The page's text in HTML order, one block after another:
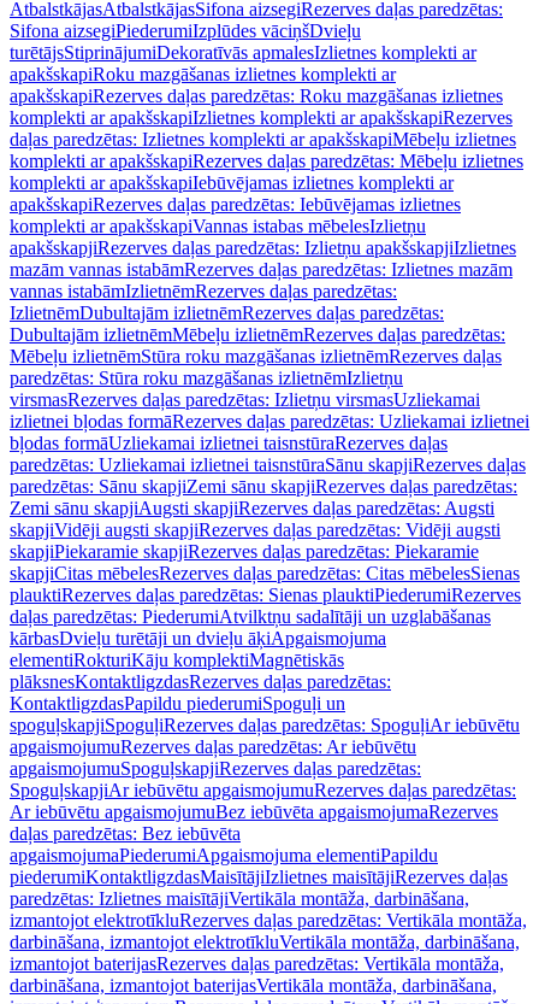
AtbalstkājasAtbalstkājasSifona aizsegiRezerves daļas paredzētas:
Sifona aizsegiPiederumiIzplūdes vāciņšDvieļu
turētājsStiprinājumiDekoratīvās apmalesIzlietnes komplekti ar
apakšskapiRoku mazgāšanas izlietnes komplekti ar
apakšskapiRezerves daļas paredzētas: Roku mazgāšanas izlietnes
komplekti ar apakšskapiIzlietnes komplekti ar apakšskapiRezerves
daļas paredzētas: Izlietnes komplekti ar apakšskapiMēbeļu izlietnes
komplekti ar apakšskapiRezerves daļas paredzētas: Mēbeļu izlietnes
komplekti ar apakšskapiIebūvējamas izlietnes komplekti ar
apakšskapiRezerves daļas paredzētas: Iebūvējamas izlietnes
komplekti ar apakšskapiVannas istabas mēbelesIzlietņu
apakšskapjiRezerves daļas paredzētas: Izlietņu apakšskapjiIzlietnes
mazām vannas istabāmRezerves daļas paredzētas: Izlietnes mazām
vannas istabāmIzlietnēmRezerves daļas paredzētas:
IzlietnēmDubultajām izlietnēmRezerves daļas paredzētas:
Dubultajām izlietnēmMēbeļu izlietnēmRezerves daļas paredzētas:
Mēbeļu izlietnēmStūra roku mazgāšanas izlietnēmRezerves daļas
paredzētas: Stūra roku mazgāšanas izlietnēmIzlietņu
virsmasRezerves daļas paredzētas: Izlietņu virsmasUzliekamai
izlietnei bļodas formāRezerves daļas paredzētas: Uzliekamai izlietnei
bļodas formāUzliekamai izlietnei taisnstūraRezerves daļas
paredzētas: Uzliekamai izlietnei taisnstūraSānu skapjiRezerves daļas
paredzētas: Sānu skapjiZemi sānu skapjiRezerves daļas paredzētas:
Zemi sānu skapjiAugsti skapjiRezerves daļas paredzētas: Augsti
skapjiVidēji augsti skapjiRezerves daļas paredzētas: Vidēji augsti
skapjiPiekaramie skapjiRezerves daļas paredzētas: Piekaramie
skapjiCitas mēbelesRezerves daļas paredzētas: Citas mēbelesSienas
plauktiRezerves daļas paredzētas: Sienas plauktiPiederumiRezerves
daļas paredzētas: PiederumiAtvilktņu sadalītāji un uzglabāšanas
kārbasDvieļu turētāji un dvieļu āķiApgaismojuma
elementiRokturiKāju komplektiMagnētiskās
plāksnesKontaktligzdasRezerves daļas paredzētas:
KontaktligzdasPapildu piederumiSpoguļi un
spoguļskapjiSpoguļiRezerves daļas paredzētas: SpoguļiAr iebūvētu
apgaismojumuRezerves daļas paredzētas: Ar iebūvētu
apgaismojumuSpoguļskapjiRezerves daļas paredzētas:
SpoguļskapjiAr iebūvētu apgaismojumuRezerves daļas paredzētas:
Ar iebūvētu apgaismojumuBez iebūvēta apgaismojumaRezerves
daļas paredzētas: Bez iebūvēta
apgaismojumaPiederumiApgaismojuma elementiPapildu
piederumiKontaktligzdasMaisītājiIzlietnes maisītājiRezerves daļas
paredzētas: Izlietnes maisītājiVertikāla montāža, darbināšana,
izmantojot elektrotīkluRezerves daļas paredzētas: Vertikāla montāža,
darbināšana, izmantojot elektrotīkluVertikāla montāža, darbināšana,
izmantojot baterijasRezerves daļas paredzētas: Vertikāla montāža,
darbināšana, izmantojot baterijasVertikāla montāža, darbināšana,